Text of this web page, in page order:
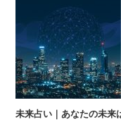
未来占い｜あなたの未来